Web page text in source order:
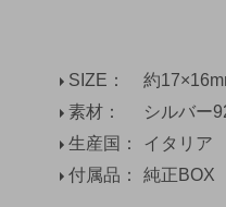
SIZE
約
素材
シルバー
生産国
イタリア
付属品
純正BOX